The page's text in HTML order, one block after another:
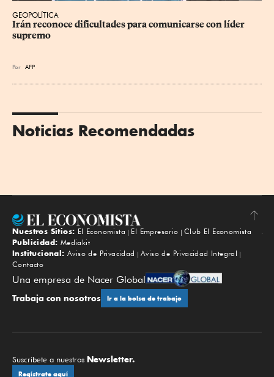
GEOPOLÍTICA
Irán reconoce dificultades para comunicarse con líder
supremo
Por AFP
Noticias Recomendadas
Subir
Nuestros Sitios: El Economista El Empresario
Club El Economista
Publicidad: Mediakit
Institucional: Aviso de Privacidad
Aviso de Privacidad Integral
Contacto
Una empresa de Nacer Global
Trabaja con nosotros Ir a la bolsa de trabajo
Suscríbete a nuestros Newsletter.
Regístrate aquí